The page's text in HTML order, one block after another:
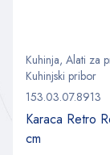
Kuhinja, Alati za
Kuhinjski pribor
153.03.07.8913
Karaca Retro
cm